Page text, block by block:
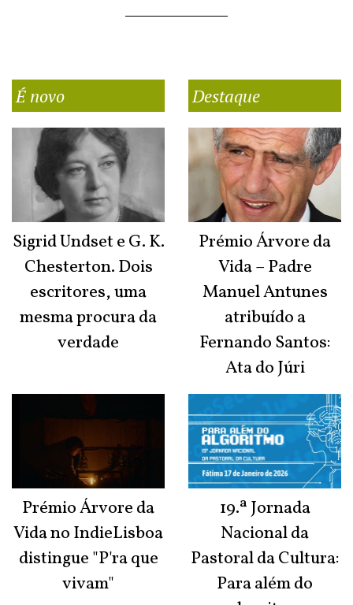
É novo
Sigrid Undset e G. K.
Chesterton. Dois
escritores, uma
mesma procura da
verdade
Prémio Árvore da
Vida no IndieLisboa
distingue "P'ra que
vivam"
Destaque
Prémio Árvore da
Vida – Padre
Manuel Antunes
atribuído a
Fernando Santos:
Ata do Júri
19.ª Jornada
Nacional da
Pastoral da Cultura:
Para além do